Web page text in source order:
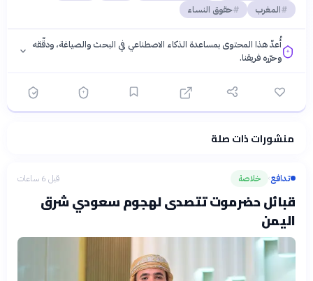
المغرب
حقوق النساء
أُعدّ هذا المحتوى بمساعدة الذكاء الاصطناعي في البحث والصياغة، ودقّقه
وحرّره فريقنا.
فلسفتنا المعرفية· سياسة الذكاء الاصطناعيمنشورات ذات صلة
تدافع› خلاصة قبل 6 ساعات
قبائل حضرموت تتصدى لهجوم سعودي شرق
اليمن